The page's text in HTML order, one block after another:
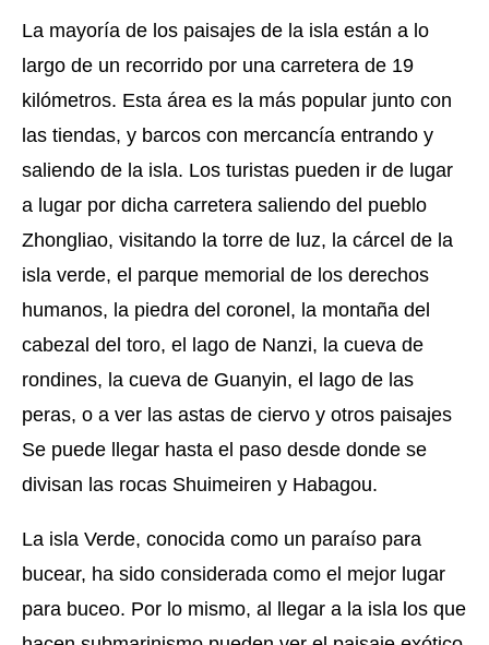
La mayoría de los paisajes de la isla están a lo
largo de un recorrido por una carretera de 19
kilómetros. Esta área es la más popular junto con
las tiendas, y barcos con mercancía entrando y
saliendo de la isla. Los turistas pueden ir de lugar
a lugar por dicha carretera saliendo del pueblo
Zhongliao, visitando la torre de luz, la cárcel de la
isla verde, el parque memorial de los derechos
humanos, la piedra del coronel, la montaña del
cabezal del toro, el lago de Nanzi, la cueva de
rondines, la cueva de Guanyin, el lago de las
peras, o a ver las astas de ciervo y otros paisajes
Se puede llegar hasta el paso desde donde se
divisan las rocas Shuimeiren y Habagou.
La isla Verde, conocida como un paraíso para
bucear, ha sido considerada como el mejor lugar
para buceo. Por lo mismo, al llegar a la isla los que